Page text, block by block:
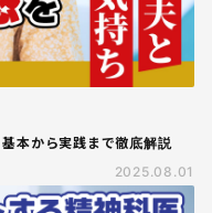
本から実践まで徹底解説
2025.08.01